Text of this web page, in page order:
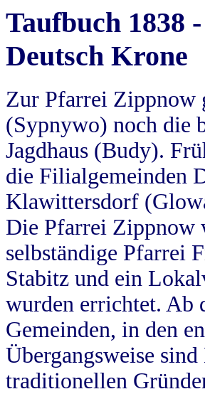
Taufbuch 1838
Deutsch Krone
Zur Pfarrei Zippnow
(Sypnywo) noch die
Jagdhaus (Budy).
die Filialgemeinden
Klawittersdorf
Die Pfarrei Zippnow
selbständige Pfarrei
Stabitz und ein
wurden errichtet. Ab
Gemeinden, in den
Übergangsweise
traditionellen